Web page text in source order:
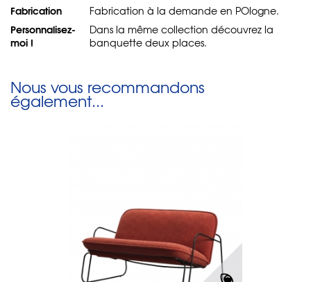
Fabrication Fabrication à la demande en POlogne.
Personnalisez-
moi !
Dans la même collection découvrez la
banquette deux places.
Nous vous recommandons
également...